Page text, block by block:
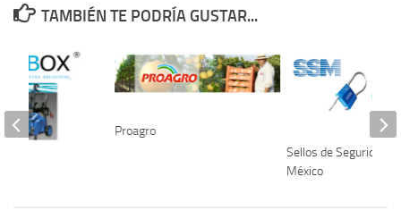
TAMBIÉN TE PODRÍA GUSTAR...
Proagro
Sellos de Seguridad
México